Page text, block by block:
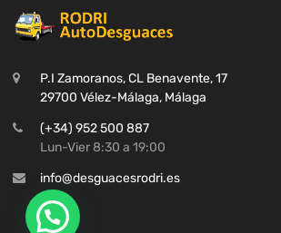
P.I Zamoranos, CL Benavente, 17
29700 Vélez-Málaga, Málaga
(+34) 952 500 887
Lun-Vier 8:30 a 19:00
info@desguacesrodri.es